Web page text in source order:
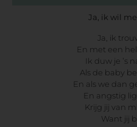
Ja, ik wil
Ja, ik
En met een
Ik duw je ’s
Als de baby
En als we dan
En angstig
Krijg jij van
Want jij